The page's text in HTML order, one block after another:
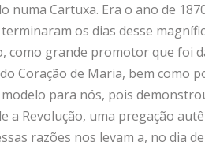
numa Cartuxa. Era o ano de
terminaram os dias desse
como grande promotor que foi
Coração de Maria, bem como
para nós, pois
a Revolução, uma pregação
razões nos levam a, no dia